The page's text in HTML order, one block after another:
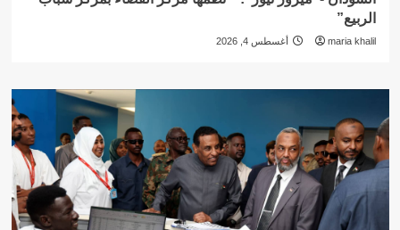
الربيع”
maria khalil أغسطس 4, 2026